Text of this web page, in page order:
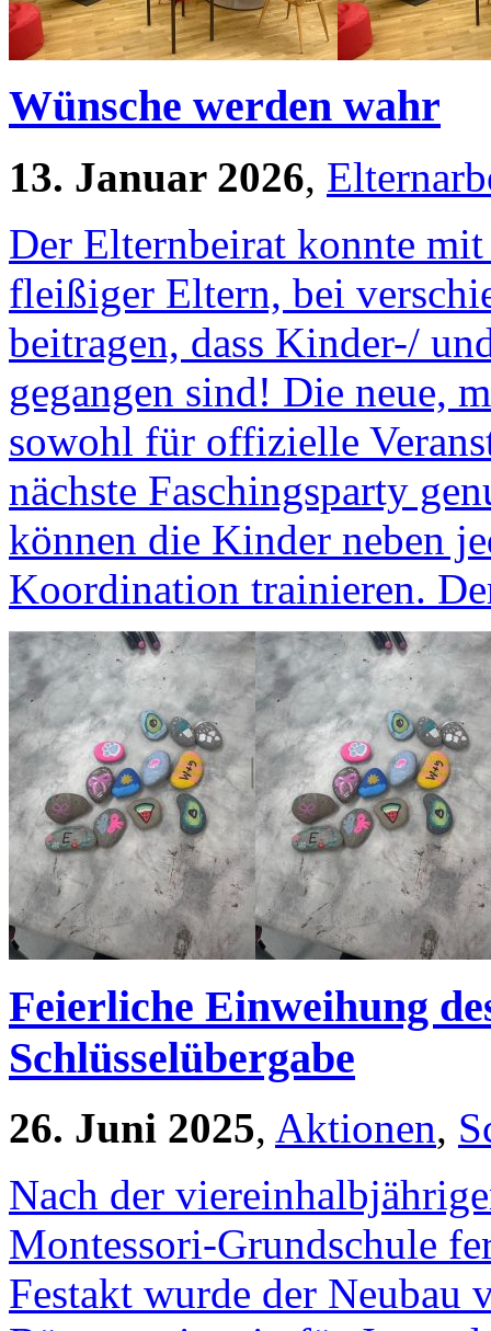
Wünsche werden wahr
13. Januar 2026,
Der Elternbeirat konnte
fleißiger Eltern, bei
beitragen, dass Kinder-/
gegangen sind! Die neue,
sowohl für offizielle
nächste Faschingsparty
können die Kinder neben
Koordination trainieren.
Feierliche Einweihung
Schlüsselübergabe
26. Juni 2025, Aktionen,
Nach der
Montessori-Grundschule
Festakt wurde der Neubau